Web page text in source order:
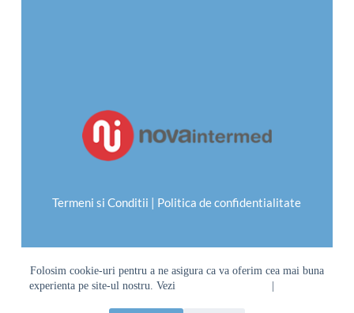
Folosim cookie-uri pentru a ne asigura ca va oferim cea mai buna
experienta pe site-ul nostru. Vezi
Termeni si Conditii | Politica de confidentialitate